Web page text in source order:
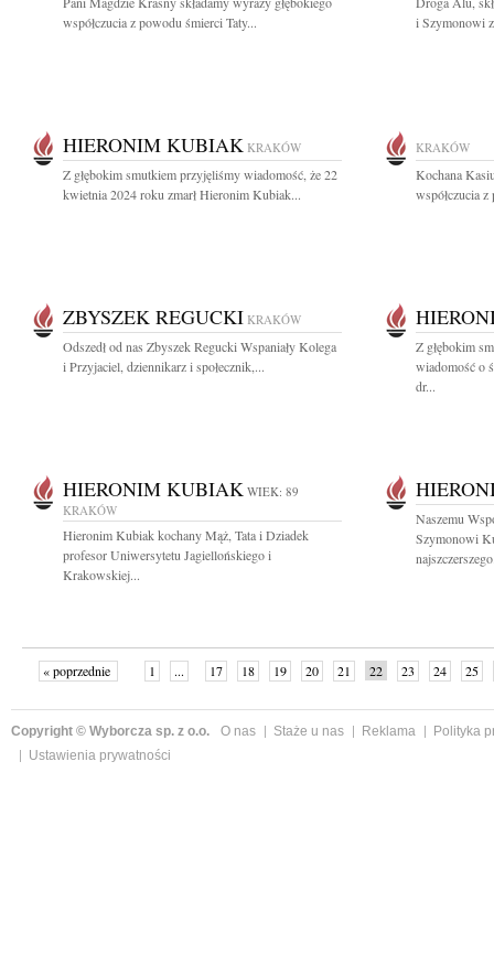
współczucia z powodu śmierci Taty...
i Szymonowi
HIERONIM KUBIAK KRAKÓW
Z głębokim smutkiem przyjęliśmy wiadomość, że 22
kwietnia 2024 roku zmarł Hieronim Kubiak...
KRAKÓW
Kochana
współczucia
ZBYSZEK REGUCKI KRAKÓW
Odszedł od nas Zbyszek Regucki Wspaniały Kolega
i Przyjaciel, dziennikarz i społecznik,...
Z głębokim
wiadomość o
dr...
HIERONIM KUBIAK WIEK: 89
KRAKÓW
Hieronim Kubiak kochany Mąż, Tata i Dziadek
profesor Uniwersytetu Jagiellońskiego i
Krakowskiej...
Naszemu
Szymonowi
« poprzednie 1 ... 17 18 19 20 21 22 23 24
25
Copyright © Wyborcza sp. z o.o. O nas Staże u nas Reklama
Polityka
Ustawienia prywatności